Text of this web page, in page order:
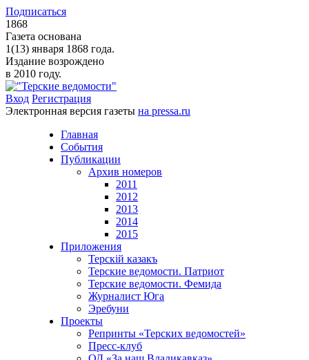
Подписаться
1868
Газета основана
1(13) января 1868 года.
Издание возрождено
в 2010 году.
Вход Регистрация
Электронная версия газеты на pressa.ru
Главная
События
Публикации
Архив номеров
2011
2012
2013
2014
2015
Приложения
Терскiй казакъ
Терские ведомости. Патриот
Терские ведомости. Фемида
Журналист Юга
Эребуни
Проекты
Репринты «Терских ведомостей»
Пресс-клуб